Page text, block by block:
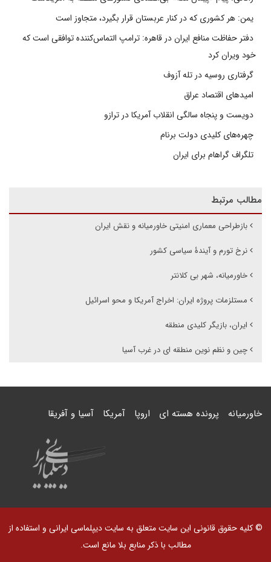
یمن: هر کشوری که در کنار عربستان قرار بگیرد، متجاوز است
دفتر حفاظت منافع ایران در قاهره: ترامپ التماس‌کننده توافقی است که
خود ویران کرد
گرفتاری روسیه در تله آزوف
امیدهای اقتصاد عراق
دویست و پنجاه سالگی انقلاب آمریکا در ترازو
چهره‌های کلیدی دولت برنام
تلگراف گراهام برای ایران
مطالب مرتبط
بازطراحی معماری امنیتی خاورمیانه و نقش ایران
نرخ تورم و آیندۀ سیاسی کشور
خاورمیانه، شهر بی کلانتر
مستلزمات پروژه ایران: اخراج آمریکا و محو اسرائیل
ایران، بازیگر کلیدی منطقه
چین و نظم نوین منطقه ای در غرب آسیا
خاورمیانه پرونده هسته ای اروپا آمریکا آسیا و آفریقا
© کلیه حقوق قانونی این سایت متعلق به سایت دیپلماسی ایرانی و استفاده از
مطالب با ذکر منابع بلا مانع است.